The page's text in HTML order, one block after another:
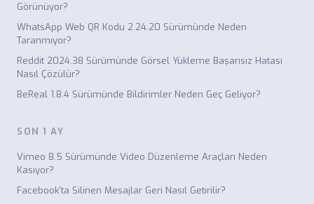
Görünüyor?
WhatsApp Web QR Kodu 2.24.20 Sürümünde Neden
Taranmıyor?
Reddit 2024.38 Sürümünde Görsel Yükleme Başarısız Hatası
Nasıl Çözülür?
BeReal 1.8.4 Sürümünde Bildirimler Neden Geç Geliyor?
SON 1 AY
Vimeo 8.5 Sürümünde Video Düzenleme Araçları Neden
Kasıyor?
Facebook'ta Silinen Mesajlar Geri Nasıl Getirilir?